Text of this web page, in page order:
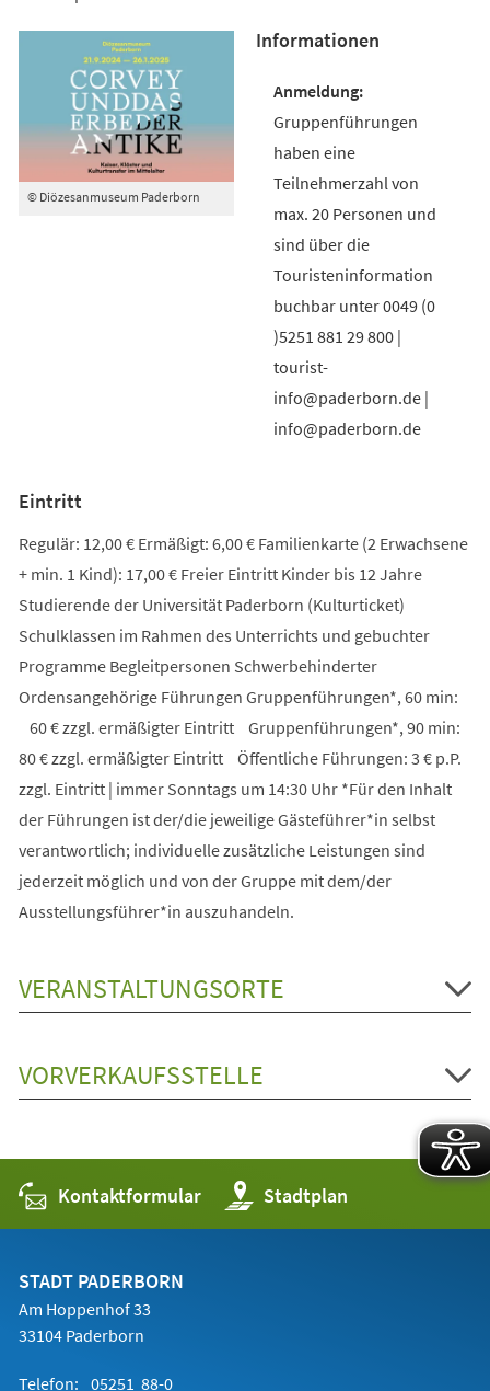
© Diözesanmuseum Paderborn
Informationen
Gruppenführungen
haben eine
Teilnehmerzahl von
max. 20 Personen und
sind über die
Touristeninformation
buchbar unter 0049 (0
)5251 881 29 800 |
tourist-
info@paderborn.de |
info@paderborn.de
Eintritt
Regulär: 12,00 € Ermäßigt: 6,00 € Familienkarte (2 Erwachsene
+ min. 1 Kind): 17,00 € Freier Eintritt Kinder bis 12 Jahre
Studierende der Universität Paderborn (Kulturticket)
Schulklassen im Rahmen des Unterrichts und gebuchter
Programme Begleitpersonen Schwerbehinderter
Ordensangehörige Führungen Gruppenführungen*, 60 min:
60 € zzgl. ermäßigter Eintritt Gruppenführungen*, 90 min:
80 € zzgl. ermäßigter Eintritt Öffentliche Führungen: 3 € p.P.
zzgl. Eintritt | immer Sonntags um 14:30 Uhr *Für den Inhalt
der Führungen ist der/die jeweilige Gästeführer*in selbst
verantwortlich; individuelle zusätzliche Leistungen sind
jederzeit möglich und von der Gruppe mit dem/der
Ausstellungsführer*in auszuhandeln.
VERANSTALTUNGSORTE
VORVERKAUFSSTELLE
Kontaktformular Stadtplan
(Öffnet
in
einem
STADT PADERBORN
Am Hoppenhof 33
33104 Paderborn
Telefon: 05251 88-0